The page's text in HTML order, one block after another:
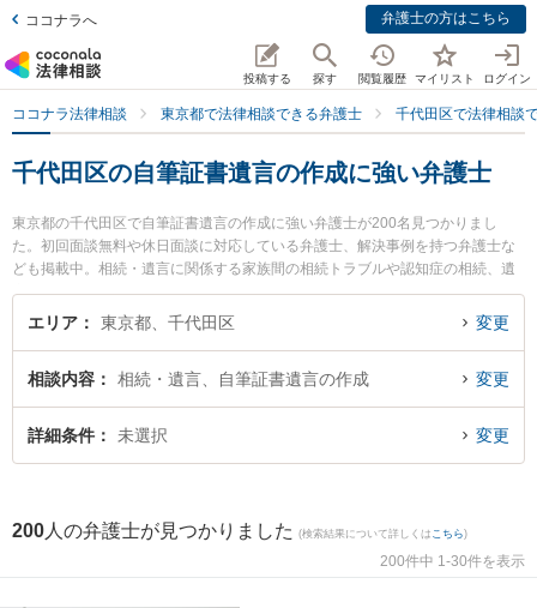
ココナラへ 弁護士の方はこちら
投稿する 探す 閲覧履歴 マイリスト ログイン
ココナラ法律相談 東京都で法律相談できる弁護士 千代田区で法律相談
千代田区の自筆証書遺言の作成に強い弁護士
東京都の千代田区で自筆証書遺言の作成に強い弁護士が200名見つかりまし
た。初回面談無料や休日面談に対応している弁護士、解決事例を持つ弁護士な
ども掲載中。相続・遺言に関係する家族間の相続トラブルや認知症の相続、遺
産分割等の細かな分野での絞り込み検索もでき便利です。特に和田倉門法律事
務所の河村 尚弁護士や二見・山田総合法律事務所の山田 晃義弁護士、大川法律
を今すぐに弁護士に相談したい』『自筆証書遺言の作成のトラブル解決の実績
豊富な近くの弁護士を検索したい』『初回相談無料で自筆証書遺言の作成を法
律相談できる千代田区内の弁護士に相談予約したい』などでお困りの相談者さ
エリア 東京都、千代田区 変更
相談内容 相続・遺言、自筆証書遺言の作成 変更
詳細条件 未選択 変更
200 人の弁護士が見つかりました (検索結果について詳しくは こちら)
200件中 1-30件を表示